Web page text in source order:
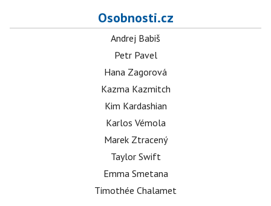
Osobnosti.cz
Andrej Babiš
Petr Pavel
Hana Zagorová
Kazma Kazmitch
Kim Kardashian
Karlos Vémola
Marek Ztracený
Taylor Swift
Emma Smetana
Timothée Chalamet